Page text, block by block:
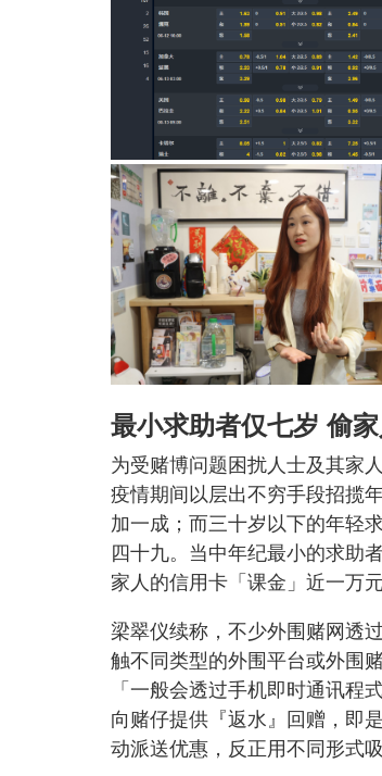
最小求助者仅七岁 偷
为受赌博问题困扰人士及其家
疫情期间以层出不穷手段招揽
加一成；而三十岁以下的年轻
四十九。当中年纪最小的求助
家人的信用卡「课金」近一万
梁翠仪续称，不少外围赌网透
触不同类型的外围平台或外围
「一般会透过手机即时通讯程
向赌仔提供『返水』回赠，即
动派送优惠，反正用不同形式